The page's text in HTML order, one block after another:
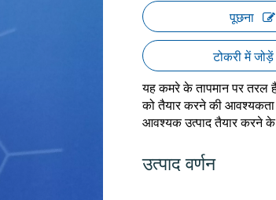
पूछना
टोकरी में जोड़ें
यह कमरे के तापमान पर
को तैयार करने की
आवश्यक उत्पाद तैयार करने के
उत्पाद वर्णन